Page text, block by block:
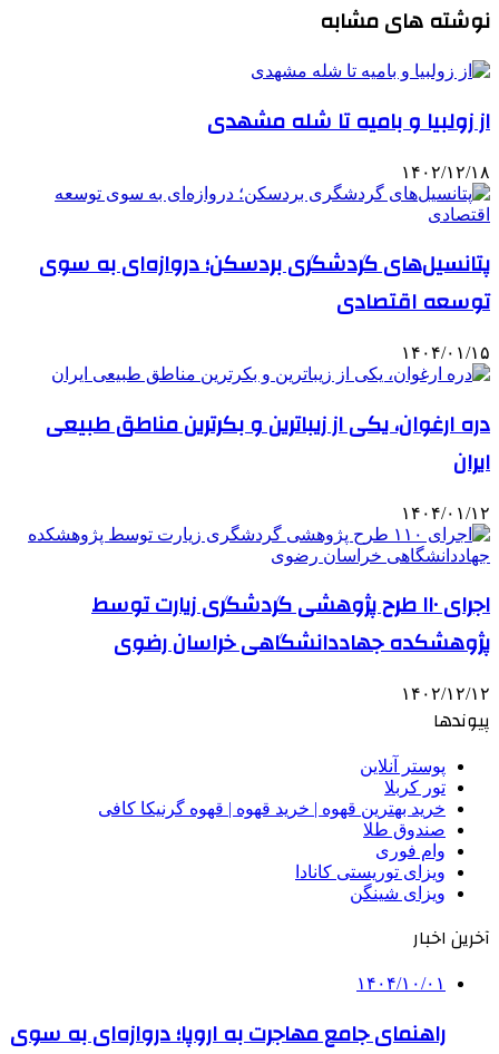
نوشته های مشابه
از زولبیا و بامیه تا شله مشهدی
۱۴۰۲/۱۲/۱۸
پتانسیل‌های گردشگری بردسکن؛ دروازه‌ای به سوی
توسعه اقتصادی
۱۴۰۴/۰۱/۱۵
دره ارغوان، یکی از زیباترین و بکرترین مناطق طبیعی
ایران
۱۴۰۴/۰۱/۱۲
اجرای ۱۱۰ طرح پژوهشی گردشگری زیارت توسط
پژوهشکده جهاددانشگاهی خراسان رضوی
۱۴۰۲/۱۲/۱۲
پیوندها
پوستر آنلاین
تور کربلا
خرید بهترین قهوه | خرید قهوه | قهوه گرنیکا کافی
صندوق طلا
وام فوری
ویزای توریستی کانادا
ویزای شینگن
آخرین اخبار
۱۴۰۴/۱۰/۰۱
راهنمای جامع مهاجرت به اروپا؛ دروازه‌ای به سوی